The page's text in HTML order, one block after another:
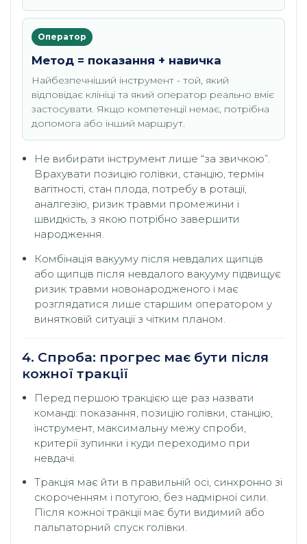
Оператор
Метод = показання + навичка
Найбезпечніший інструмент - той, який
відповідає клініці та який оператор реально вміє
застосувати. Якщо компетенції немає, потрібна
допомога або інший маршрут.
Не вибирати інструмент лише “за звичкою”.
Врахувати позицію голівки, станцію, термін
вагітності, стан плода, потребу в ротації,
аналгезію, ризик травми промежини і
швидкість, з якою потрібно завершити
народження.
Комбінація вакууму після невдалих щипців
або щипців після невдалого вакууму підвищує
ризик травми новонародженого і має
розглядатися лише старшим оператором у
винятковій ситуації з чітким планом.
4. Спроба: прогрес має бути після
кожної тракції
Перед першою тракцією ще раз назвати
команді: показання, позицію голівки, станцію,
інструмент, максимальну межу спроби,
критерії зупинки і куди переходимо при
невдачі.
Тракція має йти в правильній осі, синхронно зі
скороченням і потугою, без надмірної сили.
Після кожної тракції має бути видимий або
пальпаторний спуск голівки.